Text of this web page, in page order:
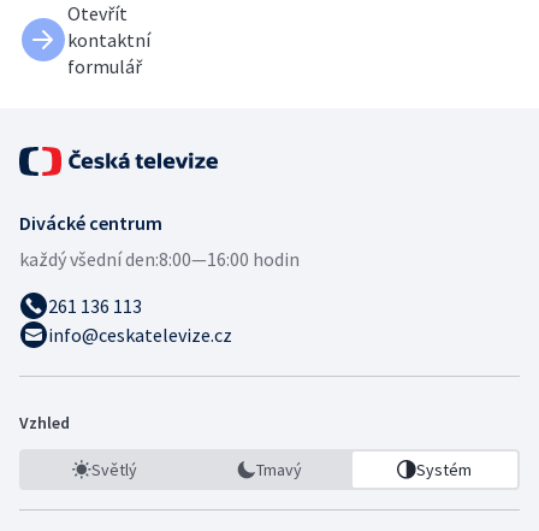
Otevřít
kontaktní
formulář
Divácké centrum
každý všední den:8:00—16:00 hodin
261 136 113
info@ceskatelevize.cz
Vzhled
Světlý Tmavý Systém